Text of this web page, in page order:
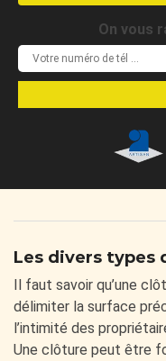
On vous
Les divers types
Il faut savoir qu’une
délimiter la surface
l’intimité des
Une clôture peut être